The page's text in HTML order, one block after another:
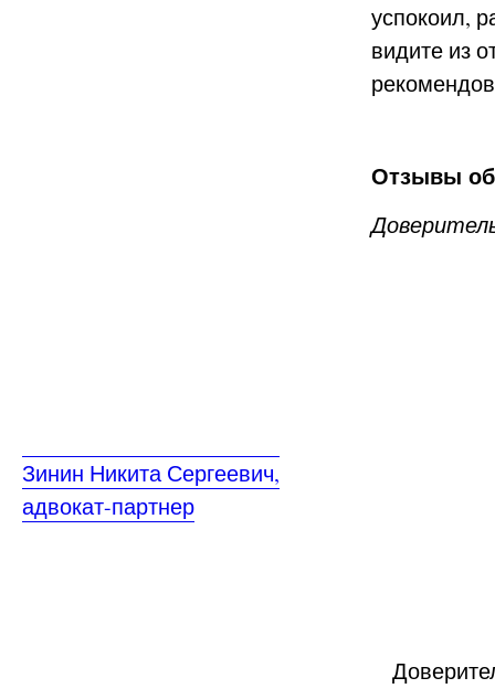
Зинин Никита Сергеевич,
адвокат-партнер
успокоил,
видите из
Отзывы об